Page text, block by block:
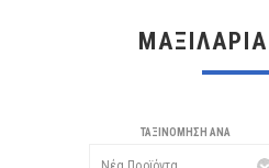
ΤΑΞΙΝΌΜΗΣΗ ΑΝΆ